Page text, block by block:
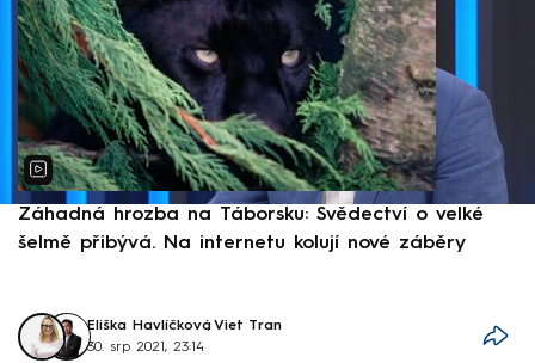
Záhadná hrozba na Táborsku: Svědectví o velké
šelmě přibývá. Na internetu kolují nové záběry
Eliška Havlíčková, Viet Tran
30. srp 2021, 23:14